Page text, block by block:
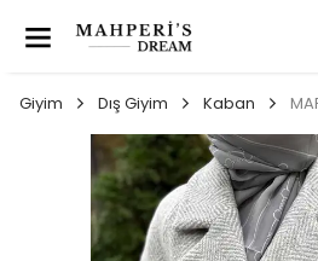
Giyim Dış Giyim Kaban